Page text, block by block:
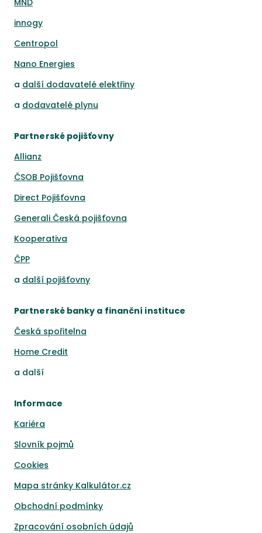
MND
innogy
Centropol
Nano Energies
a další dodavatelé elektřiny
a dodavatelé plynu
Partnerské pojišťovny
Allianz
ČSOB Pojišťovna
Direct Pojišťovna
Generali Česká pojišťovna
Kooperativa
ČPP
a další pojišťovny
Partnerské banky a finanční instituce
Česká spořitelna
Home Credit
a další
Informace
Kariéra
Slovník pojmů
Cookies
Mapa stránky Kalkulátor.cz
Obchodní podmínky
Zpracování osobních údajů